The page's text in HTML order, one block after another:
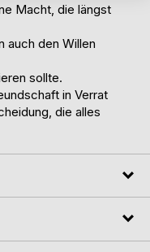
Macht, die längst
auch den Willen
sollte.
in Verrat
die alles